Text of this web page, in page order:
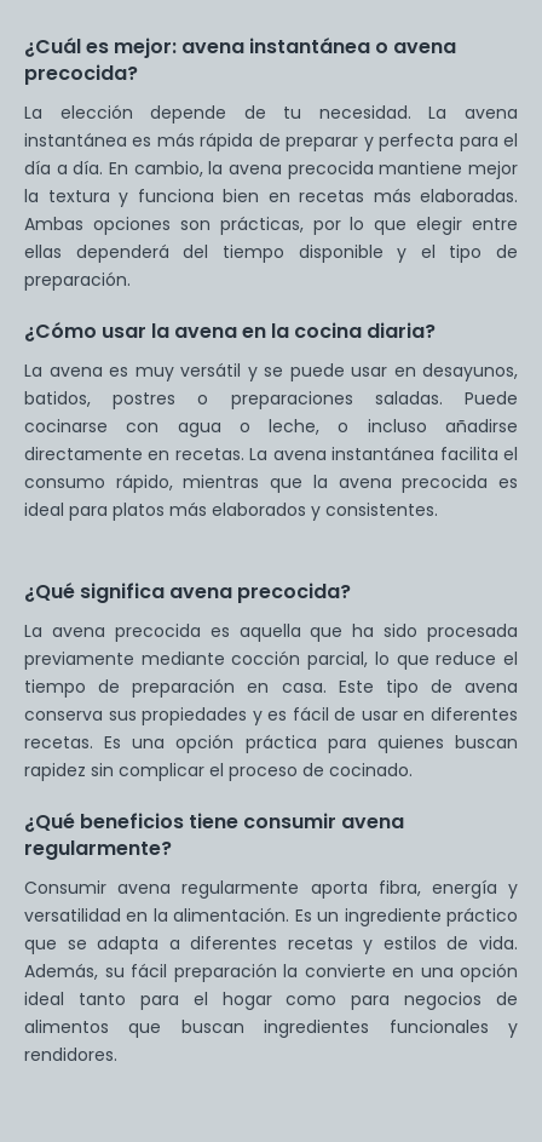
¿Cuál es mejor: avena instantánea o avena
precocida?
La elección depende de tu necesidad. La avena
instantánea es más rápida de preparar y perfecta para el
día a día. En cambio, la avena precocida mantiene mejor
la textura y funciona bien en recetas más elaboradas.
Ambas opciones son prácticas, por lo que elegir entre
ellas dependerá del tiempo disponible y el tipo de
preparación.
¿Cómo usar la avena en la cocina diaria?
La avena es muy versátil y se puede usar en desayunos,
batidos, postres o preparaciones saladas. Puede
cocinarse con agua o leche, o incluso añadirse
directamente en recetas. La avena instantánea facilita el
consumo rápido, mientras que la avena precocida es
ideal para platos más elaborados y consistentes.
¿Qué significa avena precocida?
La avena precocida es aquella que ha sido procesada
previamente mediante cocción parcial, lo que reduce el
tiempo de preparación en casa. Este tipo de avena
conserva sus propiedades y es fácil de usar en diferentes
recetas. Es una opción práctica para quienes buscan
rapidez sin complicar el proceso de cocinado.
¿Qué beneficios tiene consumir avena
regularmente?
Consumir avena regularmente aporta fibra, energía y
versatilidad en la alimentación. Es un ingrediente práctico
que se adapta a diferentes recetas y estilos de vida.
Además, su fácil preparación la convierte en una opción
ideal tanto para el hogar como para negocios de
alimentos que buscan ingredientes funcionales y
rendidores.